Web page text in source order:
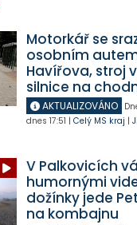
Motorkář se
osobním
Havířova, stroj
silnice na
AKTUALIZOVÁNO
dnes 17:51 | Celý MS kraj |
V Palkovicích
humornými
dožínky jede
na kombajnu